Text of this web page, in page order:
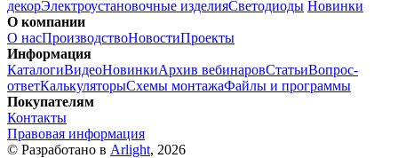
декорЭлектроустановочные изделияСветодиоды Новинки
О компании
О насПроизводствоНовостиПроекты
Информация
КаталогиВидеоНовинкиАрхив вебинаровСтатьиВопрос-
ответКалькуляторыСхемы монтажаФайлы и программы
Покупателям
Контакты
Правовая информация
© Разработано в Arlight, 2026